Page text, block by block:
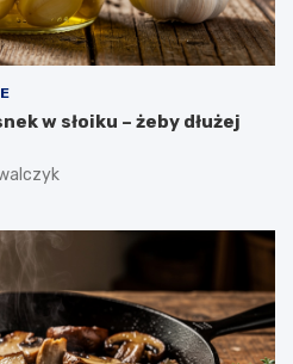
w słoiku – żeby dłużej